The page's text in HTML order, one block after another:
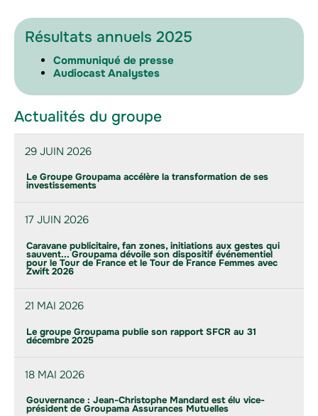
Résultats annuels 2025
Communiqué de presse
Audiocast Analystes
Actualités du groupe
29 JUIN 2026
Le Groupe Groupama accélère la transformation de ses
investissements
17 JUIN 2026
Caravane publicitaire, fan zones, initiations aux gestes qui
sauvent... Groupama dévoile son dispositif événementiel
pour le Tour de France et le Tour de France Femmes avec
Zwift 2026
21 MAI 2026
Le groupe Groupama publie son rapport SFCR au 31
décembre 2025
18 MAI 2026
Gouvernance : Jean-Christophe Mandard est élu vice-
président de Groupama Assurances Mutuelles